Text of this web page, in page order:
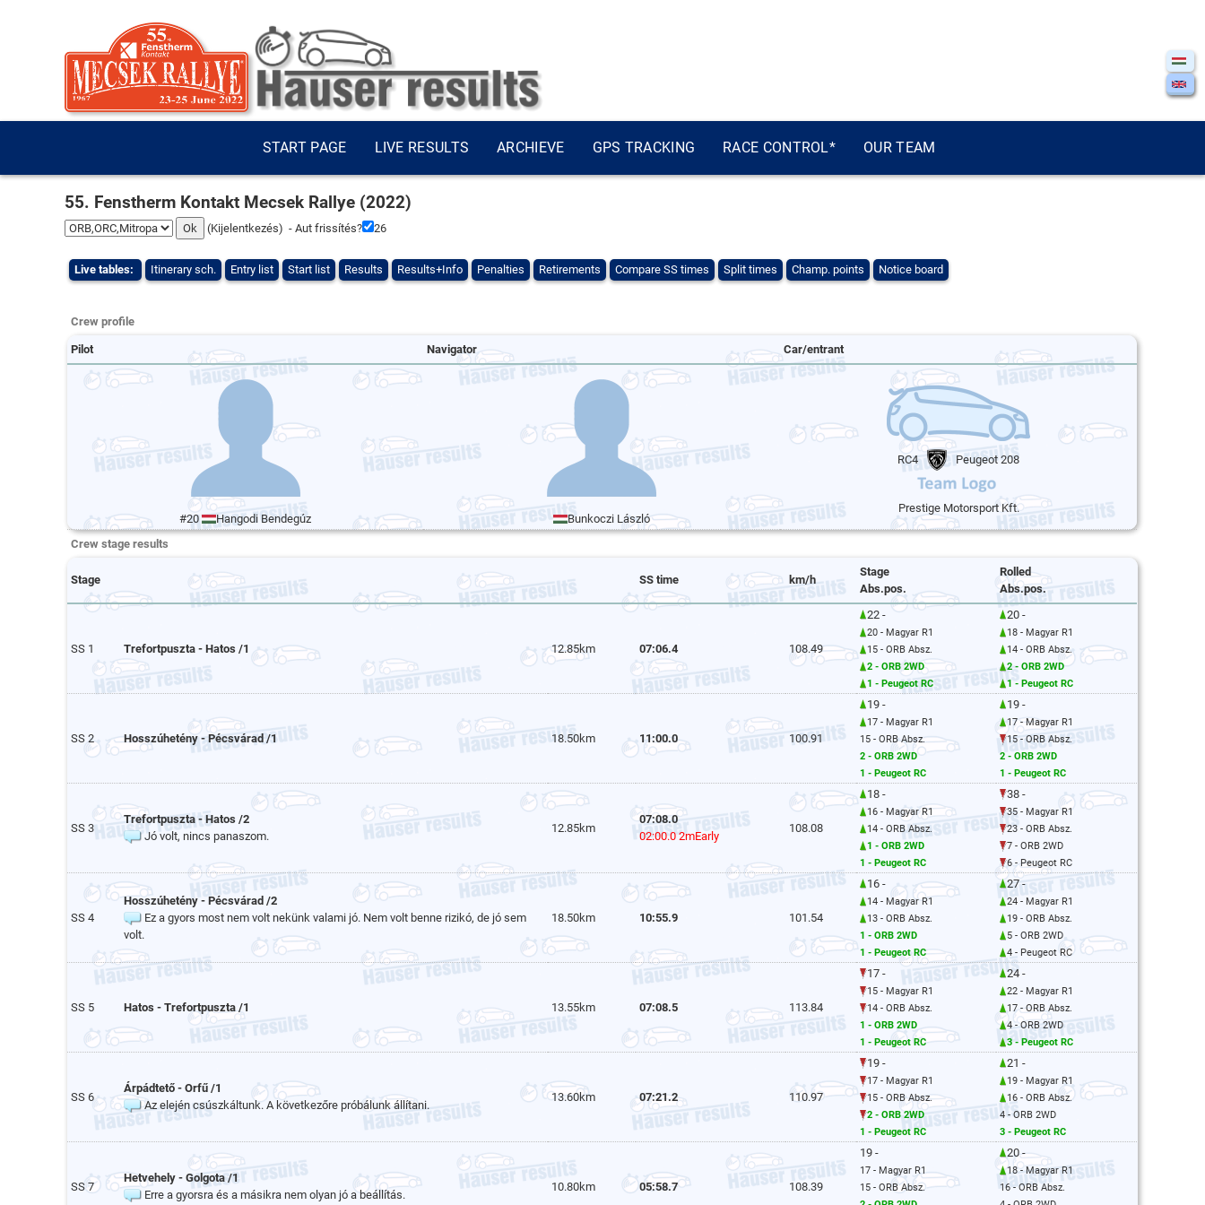
START PAGE LIVE RESULTS ARCHIEVE GPS TRACKING RACE CONTROL* OUR TEAM
55. Fenstherm Kontakt Mecsek Rallye (2022)
(Kijelentkezés) - Aut frissítés? 25
Live tables: Itinerary sch. Entry list Start list Results Results+Info Penalties Retirements Compare SS times Split times Champ. points Notice board
Crew profile
Pilot Navigator Car/entrant
#20 Hangodi Bendegúz Bunkoczi László
RC4 Peugeot 208
Prestige Motorsport Kft.
Crew stage results
Stage SS time km/h
Stage
Abs.pos.
Rolled
Abs.pos.
SS 1 Trefortpuszta - Hatos /1 12.85km 07:06.4 108.49
22 -
20 - Magyar R1
15 - ORB Absz.
2 - ORB 2WD
1 - Peugeot RC
20 -
18 - Magyar R1
14 - ORB Absz.
2 - ORB 2WD
1 - Peugeot RC
SS 2 Hosszúhetény - Pécsvárad /1 18.50km 11:00.0 100.91
19 -
17 - Magyar R1
15 - ORB Absz.
2 - ORB 2WD
1 - Peugeot RC
19 -
17 - Magyar R1
15 - ORB Absz.
2 - ORB 2WD
1 - Peugeot RC
SS 3
Trefortpuszta - Hatos /2
Jó volt, nincs panaszom.
12.85km
07:08.0
02:00.0 2mEarly
108.08
18 -
16 - Magyar R1
14 - ORB Absz.
1 - ORB 2WD
1 - Peugeot RC
38 -
35 - Magyar R1
23 - ORB Absz.
7 - ORB 2WD
6 - Peugeot RC
SS 4
Hosszúhetény - Pécsvárad /2
Ez a gyors most nem volt nekünk valami jó. Nem volt benne rizikó, de jó sem
volt.
18.50km 10:55.9 101.54
16 -
14 - Magyar R1
13 - ORB Absz.
1 - ORB 2WD
1 - Peugeot RC
27 -
24 - Magyar R1
19 - ORB Absz.
5 - ORB 2WD
4 - Peugeot RC
SS 5 Hatos - Trefortpuszta /1 13.55km 07:08.5 113.84
17 -
15 - Magyar R1
14 - ORB Absz.
1 - ORB 2WD
1 - Peugeot RC
24 -
22 - Magyar R1
17 - ORB Absz.
4 - ORB 2WD
3 - Peugeot RC
SS 6
Árpádtető - Orfű /1
Az elején csúszkáltunk. A következőre próbálunk állítani.
13.60km 07:21.2 110.97
19 -
17 - Magyar R1
15 - ORB Absz.
2 - ORB 2WD
1 - Peugeot RC
21 -
19 - Magyar R1
16 - ORB Absz.
4 - ORB 2WD
3 - Peugeot RC
SS 7
Hetvehely - Golgota /1
Erre a gyorsra és a másikra nem olyan jó a beállítás.
10.80km 05:58.7 108.39
19 -
17 - Magyar R1
15 - ORB Absz.
20 -
18 - Magyar R1
16 - ORB Absz.